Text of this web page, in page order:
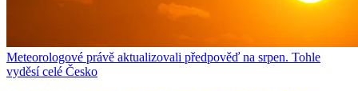
Meteorologové právě aktualizovali předpověď na srpen. Tohle
vyděsí celé Česko